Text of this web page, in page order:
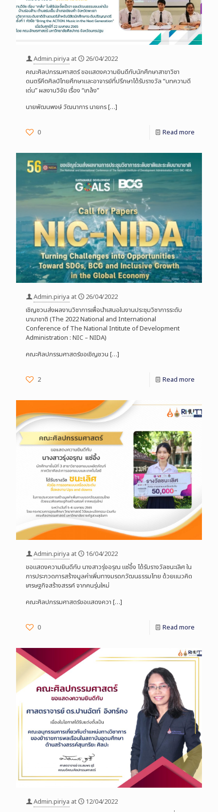
Admin.piriya at
26/04/2022
คณะศิลปกรรมศาสตร์ ขอแสดงความยินดีกับนักศึกษาสาขาวิชา
ดนตรีคีตศิลป์ไทยศึกษาและอาจารย์ที่ปรึกษาได้รับรางวัล “บทความดี
เด่น” ผลงานวิจัย เรื่อง “เกล้ง”
นายพัฒนพงษ์ วัฒนาการ นายกร[…]
0 Read more
Admin.piriya at
26/04/2022
เชิญชวนส่งผลงานวิชาการเพื่อนำเสนอในงานประชุมวิชาการระดับ
นานาชาติ (The 2022 National and International
Conference of The National Intitute of Development
Administration : NIC – NIDA)
คณะศิลปกรรมศาสตร์ขอเชิญชวน […]
2 Read more
Admin.piriya at
16/04/2022
ขอแสดงความยินดีกับ นางสาวรุ่งอรุณ แซ่อึ้ง ได้รับรางวัลชนะเลิศ ใน
การประกวดการสร้างมูลค่าเพิ่มทางมรดกวัฒนธรรมไทย ด้วยแนวคิด
เศรษฐกิจสร้างสรรค์ จากคนรุ่นใหม่
คณะศิลปกรรมศาสตร์ขอแสดงควา […]
0 Read more
Admin.piriya at
12/04/2022